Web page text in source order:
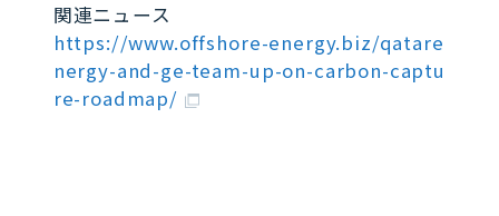
関連ニュース
https://www.offshore-energy.biz/qatare
nergy-and-ge-team-up-on-carbon-captu
re-roadmap/